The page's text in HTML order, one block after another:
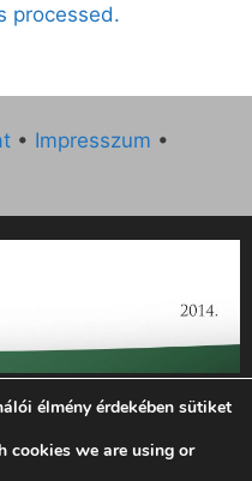
processed.
• Impresszum •
2014. évi működésének
P-0121 sz. támogatási
összegben támogatta az
élmény érdekében sütiket
cookies we are using or